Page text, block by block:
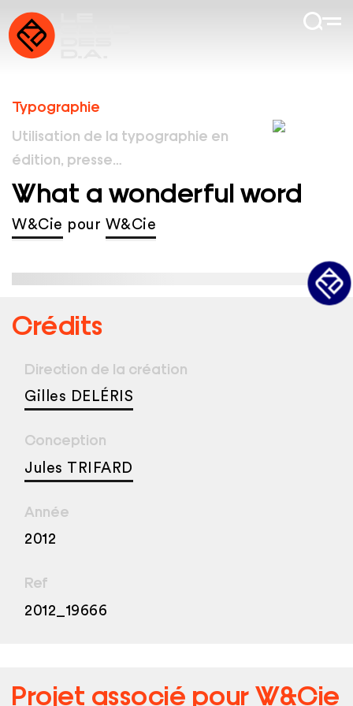
Typographie
Utilisation de la typographie en
édition, presse…
What a wonderful word
W&Cie pour W&Cie
Crédits
Direction de la création
Gilles DELÉRIS
Conception
Jules TRIFARD
Année
2012
Ref
2012_19666
Projet associé pourW&Cie